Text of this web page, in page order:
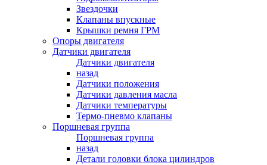
Звездочки
Клапаны впускные
Крышки ремня ГРМ
Опоры двигателя
Датчики двигателя
Датчики двигателя
назад
Датчики положения
Датчики давления масла
Датчики температуры
Термо-пневмо клапаны
Поршневая группа
Поршневая группа
назад
Детали головки блока цилиндров